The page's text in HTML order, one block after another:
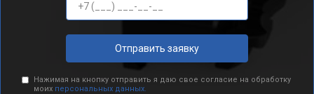
Отправить заявку
Нажимая на кнопку отправить я даю свое согласие на обработку
моих персональных данных.